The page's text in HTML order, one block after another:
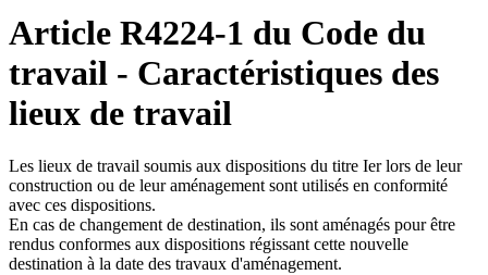
Article R4224-1 du Code du
travail - Caractéristiques des
lieux de travail
Les lieux de travail soumis aux dispositions du titre Ier lors de leur
construction ou de leur aménagement sont utilisés en conformité
avec ces dispositions.
En cas de changement de destination, ils sont aménagés pour être
rendus conformes aux dispositions régissant cette nouvelle
destination à la date des travaux d'aménagement.